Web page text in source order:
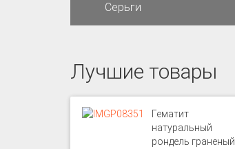
Серьги
Лучшие товары
Гематит
натуральный
рондель граненый